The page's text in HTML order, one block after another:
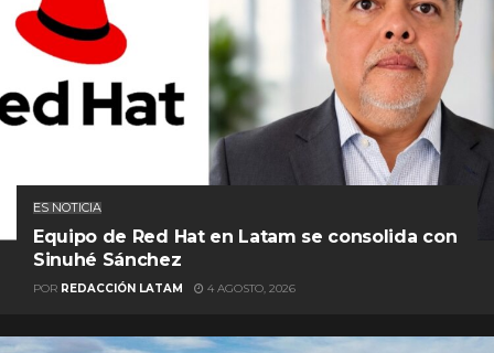
ES NOTICIA
Equipo de Red Hat en Latam se consolida con
Sinuhé Sánchez
POR REDACCIÓN LATAM 4 AGOSTO, 2026